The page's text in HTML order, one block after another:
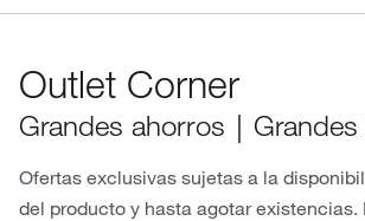
Outlet Corner
Grandes ahorros｜
Ofertas exclusivas sujetas a la
del producto y hasta agotar existencias.